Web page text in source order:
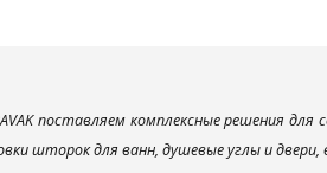
поставляем комплексные решения для
шторок для ванн, душевые углы и двери,